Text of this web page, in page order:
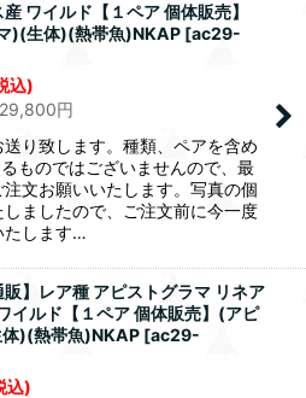
ワイルド【１ペア 個体販売】
)(生体)(熱帯魚)NKAP [ac29-
込)
29,800円
り致します。種類、ペアを含め
ものではございませんので、最
文お願いいたします。写真の個
ましたので、ご注文前に今一度
たします…
販】レア種 アピストグラマ リネア
イルド【１ペア 個体販売】(アピ
)(熱帯魚)NKAP [ac29-
込)